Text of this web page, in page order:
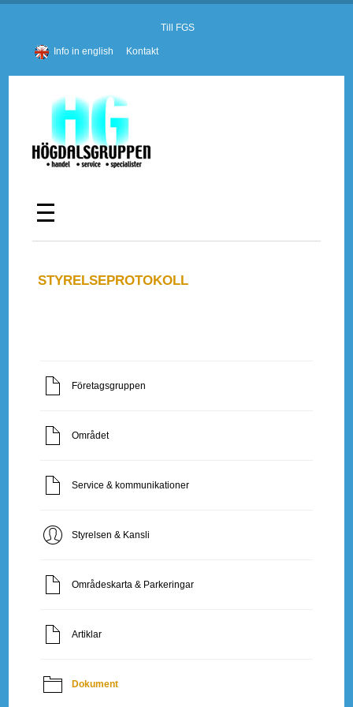
Till FGS
Info in english Kontakt
STYRELSEPROTOKOLL
Företagsgruppen
Området
Service & kommunikationer
Styrelsen & Kansli
Områdeskarta & Parkeringar
Artiklar
Dokument